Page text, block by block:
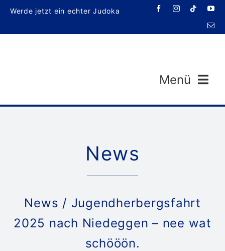
Zum
springen
Werde jetzt ein echter Judoka
Menü
News
News / Jugendherbergsfahrt
2025 nach Niedeggen – nee wat
schööön.